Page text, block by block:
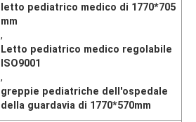
letto pediatrico medico di 1770*705
mm
,
Letto pediatrico medico regolabile
ISO9001
,
greppie pediatriche dell'ospedale
della guardavia di 1770*570mm